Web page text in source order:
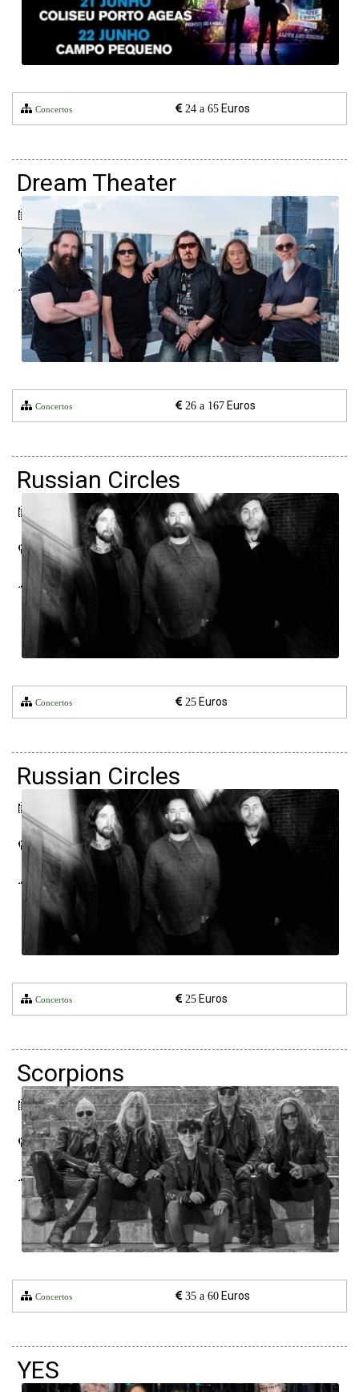
Concertos 24 a 65 Euros
Dream Theater
29 abril 2022
Campo Pequeno
Lisboa
Concertos 26 a 167 Euros
Russian Circles
29 abril 2022
Hard Club
Porto
Concertos 25 Euros
Russian Circles
30 abril 2022
LAV - Lisboa Ao Vivo
Lisboa
Concertos 25 Euros
Scorpions
10 maio 2022
Altice Arena
Lisboa
Concertos 35 a 60 Euros
YES